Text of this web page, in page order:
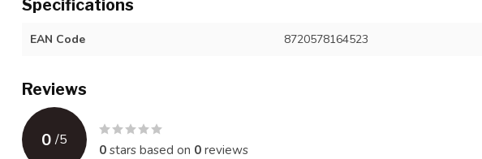
Specifications
EAN Code 8720578164523
Reviews
0 /5
0stars based on 0reviews